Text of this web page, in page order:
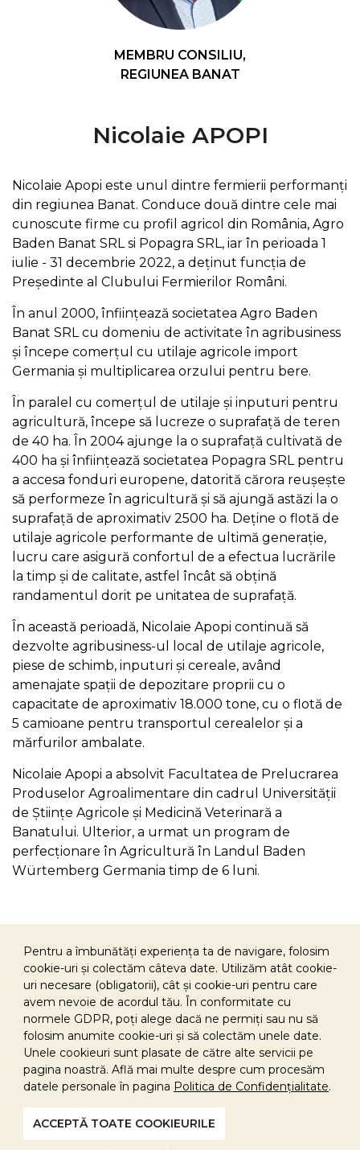
MEMBRU CONSILIU,
REGIUNEA BANAT
Nicolaie APOPI
Nicolaie Apopi este unul dintre fermierii performanți
din regiunea Banat. Conduce două dintre cele mai
cunoscute firme cu profil agricol din România, Agro
Baden Banat SRL si Popagra SRL, iar în perioada 1
iulie - 31 decembrie 2022, a deținut funcția de
Președinte al Clubului Fermierilor Români.
În anul 2000, înființează societatea Agro Baden
Banat SRL cu domeniu de activitate în agribusiness
și începe comerțul cu utilaje agricole import
Germania și multiplicarea orzului pentru bere.
În paralel cu comerțul de utilaje și inputuri pentru
agricultură, începe să lucreze o suprafață de teren
de 40 ha. În 2004 ajunge la o suprafață cultivată de
400 ha și înființează societatea Popagra SRL pentru
a accesa fonduri europene, datorită cărora reușește
să performeze în agricultură și să ajungă astăzi la o
suprafață de aproximativ 2500 ha. Deține o flotă de
utilaje agricole performante de ultimă generație,
lucru care asigură confortul de a efectua lucrările
la timp și de calitate, astfel încât să obțină
randamentul dorit pe unitatea de suprafață.
În această perioadă, Nicolaie Apopi continuă să
dezvolte agribusiness-ul local de utilaje agricole,
piese de schimb, inputuri și cereale, având
amenajate spații de depozitare proprii cu o
capacitate de aproximativ 18.000 tone, cu o flotă de
5 camioane pentru transportul cerealelor și a
mărfurilor ambalate.
Nicolaie Apopi a absolvit Facultatea de Prelucrarea
Produselor Agroalimentare din cadrul Universității
de Științe Agricole și Medicină Veterinară a
Banatului. Ulterior, a urmat un program de
perfecționare în Agricultură în Landul Baden
Würtemberg Germania timp de 6 luni.
Pentru a îmbunătăți experiența ta de navigare, folosim
cookie-uri și colectăm câteva date. Utilizăm atât cookie-
uri necesare (obligatorii), cât și cookie-uri pentru care
avem nevoie de acordul tău. În conformitate cu
normele GDPR, poți alege dacă ne permiți sau nu să
folosim anumite cookie-uri și să colectăm unele date.
Unele cookieuri sunt plasate de către alte servicii pe
pagina noastră. Află mai multe despre cum procesăm
datele personale în pagina Politica de Confidențialitate.
ACCEPTĂ TOATE COOKIEURILE
Sponsorizare
Politica de cookies
Politica GDPR
Drepturi conținut
Contact